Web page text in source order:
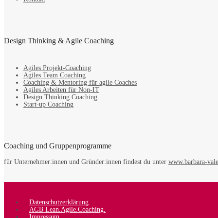
Design Thinking & Agile Coaching
Agiles Projekt-Coaching
Agiles Team Coaching
Coaching & Mentoring für agile Coaches
Agiles Arbeiten für Non-IT
Design Thinking Coaching
Start-up Coaching
Coaching und Gruppenprogramme
für Unternehmer:innen und Gründer:innen findest du unter www.barbara-
Datenschutzerklärung
AGB Lean.Agile.Coaching.